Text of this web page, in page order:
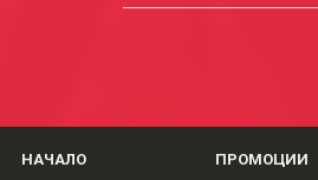
НАЧАЛО ПРОМОЦИИ